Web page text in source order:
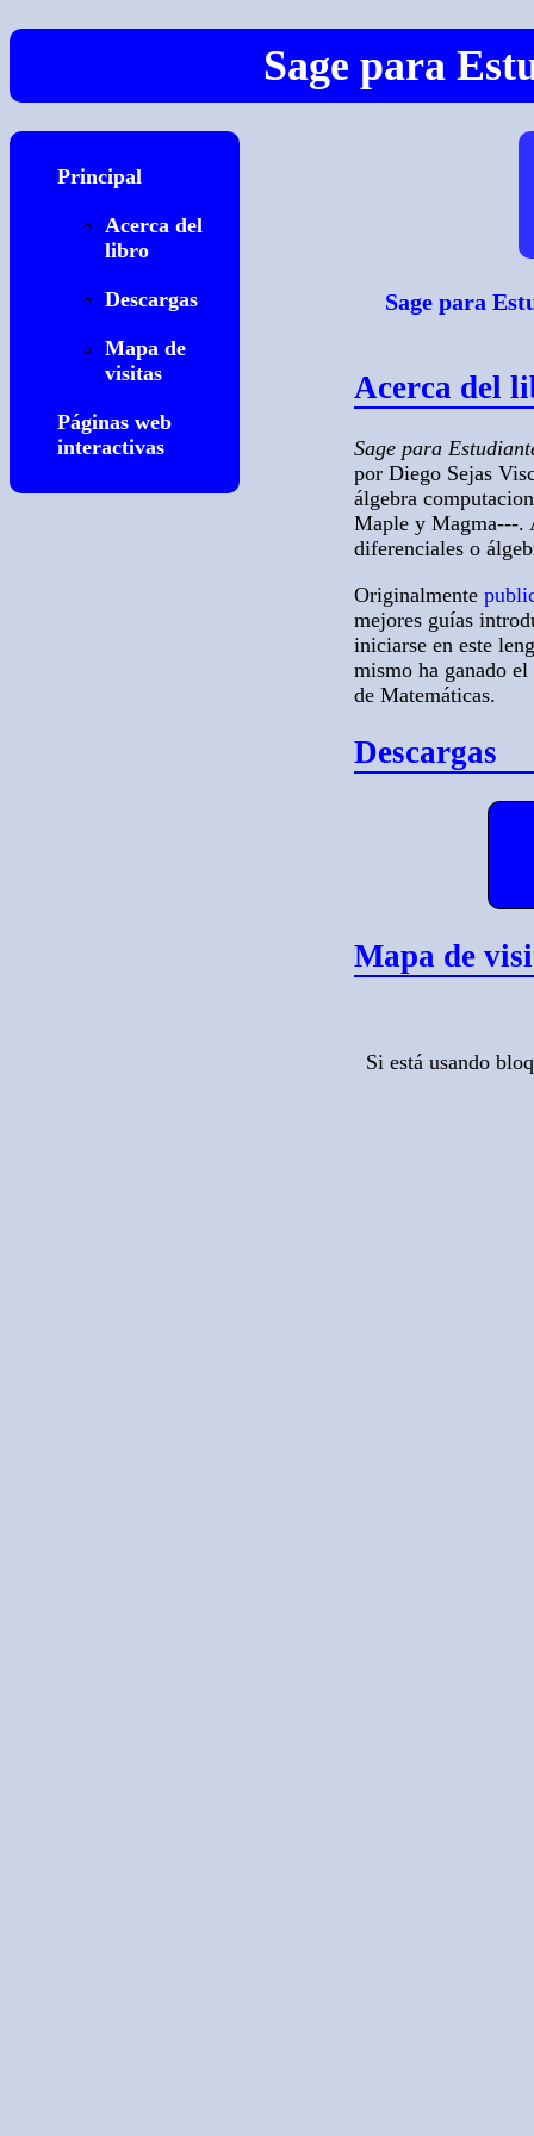
Sage para
Principal
Acerca del
libro
Descargas
Mapa de
visitas
Páginas web
interactivas
Sage para
Acerca del
Sage para
por Diego Sejas
álgebra
Maple y Magma---.
diferenciales o
Originalmente
mejores guías
iniciarse en este
mismo ha ganado el
de Matemáticas.
Descargas
Mapa de
Si está usando